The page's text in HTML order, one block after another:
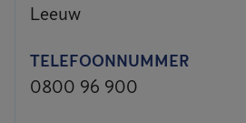
Leeuw
TELEFOONNUMMER
0800 96 900